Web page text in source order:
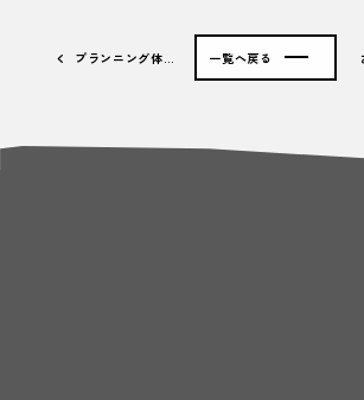
プランニング体… 一覧へ戻る